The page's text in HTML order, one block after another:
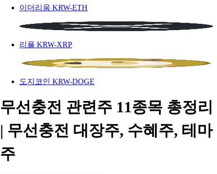
이더리움 KRW-ETH
리플 KRW-XRP
도지코인 KRW-DOGE
무선충전 관련주 11종목 총정리
| 무선충전 대장주, 수혜주, 테마
주